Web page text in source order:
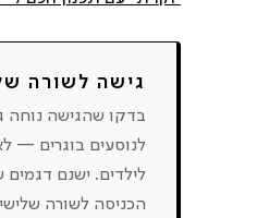
גישה לשורה
בדקו שהגישה נוחה
לנוסעים בוגרים —
לילדים. ישנם
הכניסה לשורה